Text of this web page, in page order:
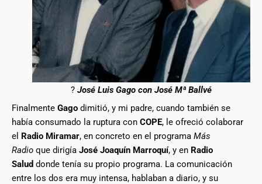
? José Luis Gago con José Mª Ballvé
Finalmente Gago dimitió, y mi padre, cuando también se
había consumado la ruptura con COPE, le ofreció colaborar
el Radio Miramar, en concreto en el programa Más
Radio que dirigía José Joaquín Marroquí, y en Radio
Salud donde tenía su propio programa. La comunicación
entre los dos era muy intensa, hablaban a diario, y su